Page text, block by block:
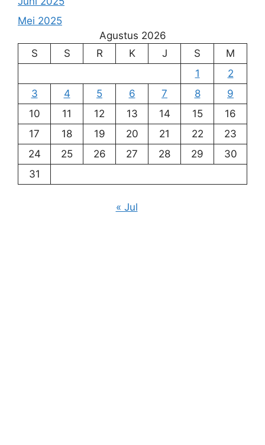
Mei 2025
Agustus 2026
S
S R K J S
M
1
2
3
4 5 6 7 8
9
10
11 12 13 14 15
16
17
18 19 20 21 22
23
24
25 26 27 28 29
30
31
« Jul